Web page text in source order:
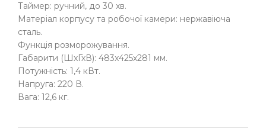
Таймер: ручний, до 30 хв.
Матеріал корпусу та робочої камери: нержавіюча
сталь.
Функція розморожування.
Габарити (ШхГхВ): 483х425х281 мм.
Потужність: 1,4 кВт.
Напруга: 220 В.
Вага: 12,6 кг.